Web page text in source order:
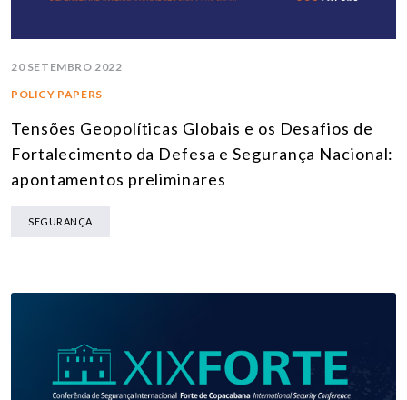
20 SETEMBRO 2022
POLICY PAPERS
Tensões Geopolíticas Globais e os Desafios de
Fortalecimento da Defesa e Segurança Nacional:
apontamentos preliminares
SEGURANÇA